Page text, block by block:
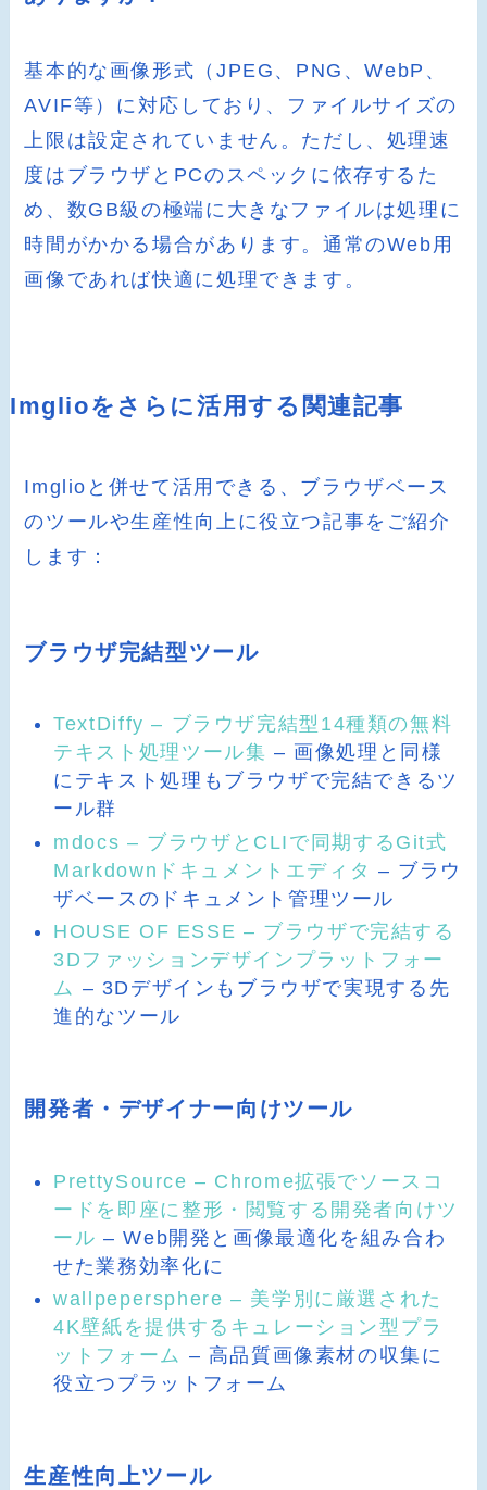
基本的な画像形式（JPEG、PNG、WebP、
AVIF等）に対応しており、ファイルサイズの
上限は設定されていません。ただし、処理速
度はブラウザとPCのスペックに依存するた
め、数GB級の極端に大きなファイルは処理に
時間がかかる場合があります。通常のWeb用
画像であれば快適に処理できます。
Imglioをさらに活用する関連記事
Imglioと併せて活用できる、ブラウザベース
のツールや生産性向上に役立つ記事をご紹介
します：
ブラウザ完結型ツール
TextDiffy – ブラウザ完結型14種類の無料
テキスト処理ツール集 – 画像処理と同様
にテキスト処理もブラウザで完結できるツ
ール群
mdocs – ブラウザとCLIで同期するGit式
Markdownドキュメントエディタ – ブラウ
ザベースのドキュメント管理ツール
HOUSE OF ESSE – ブラウザで完結する
3Dファッションデザインプラットフォー
ム – 3Dデザインもブラウザで実現する先
進的なツール
開発者・デザイナー向けツール
PrettySource – Chrome拡張でソースコ
ードを即座に整形・閲覧する開発者向けツ
ール – Web開発と画像最適化を組み合わ
せた業務効率化に
wallpepersphere – 美学別に厳選された
4K壁紙を提供するキュレーション型プラ
ットフォーム – 高品質画像素材の収集に
役立つプラットフォーム
生産性向上ツール